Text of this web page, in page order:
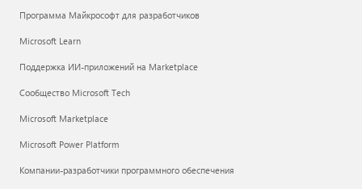
Программа Майкрософт для разработчиков
Microsoft Learn
Поддержка ИИ-приложений на Marketplace
Сообщество Microsoft Tech
Microsoft Marketplace
Microsoft Power Platform
Компании-разработчики программного обеспечения